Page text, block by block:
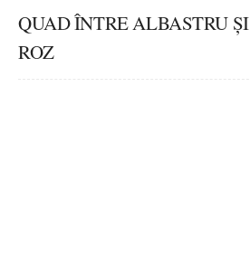
QUAD ÎNTRE ALBASTRU ȘI
ROZ